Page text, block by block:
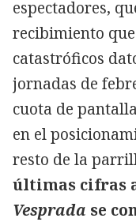
espectadores,
recibimiento
catastróficos
jornadas de
cuota de
en el
resto de la
últimas cifras
Vesprada se